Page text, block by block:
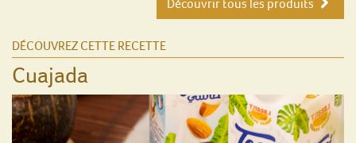
Découvrir tous les produits
DÉCOUVREZ CETTE RECETTE
Cuajada